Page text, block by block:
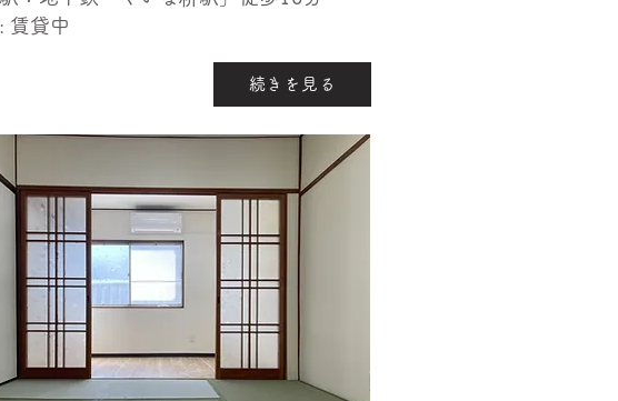
賃貸中
続きを見る